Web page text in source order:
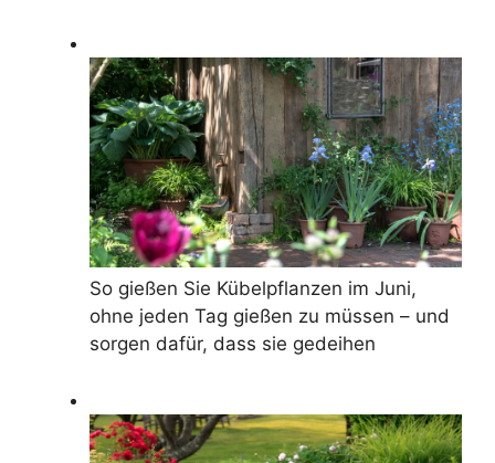
So gießen Sie Kübelpflanzen im Juni,
ohne jeden Tag gießen zu müssen – und
sorgen dafür, dass sie gedeihen